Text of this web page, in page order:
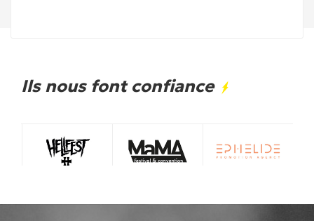
Ils nous font confiance